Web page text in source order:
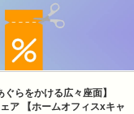
らをかける広々座面】
ア 【ホームオフィスxキャ